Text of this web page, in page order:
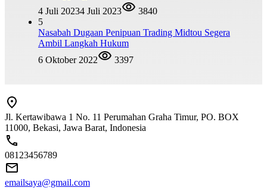
4 Juli 20234 Juli 2023
3840
5
Nasabah Dugaan Penipuan Trading Midtou Segera
Ambil Langkah Hukum
6 Oktober 2022
3397
Jl. Kertawibawa 1 No. 11 Perumahan Graha Timur, PO. BOX
11000, Bekasi, Jawa Barat, Indonesia
08123456789
emailsaya@gmail.com